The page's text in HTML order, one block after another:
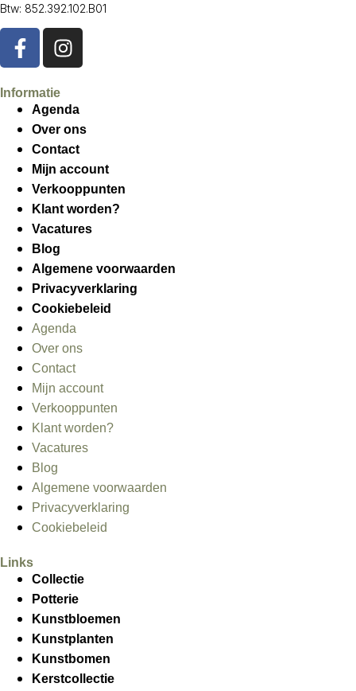
Btw: 852.392.102.B01
Informatie
Agenda
Over ons
Contact
Mijn account
Verkooppunten
Klant worden?
Vacatures
Blog
Algemene voorwaarden
Privacyverklaring
Cookiebeleid
Agenda
Over ons
Contact
Mijn account
Verkooppunten
Klant worden?
Vacatures
Blog
Algemene voorwaarden
Privacyverklaring
Cookiebeleid
Links
Collectie
Potterie
Kunstbloemen
Kunstplanten
Kunstbomen
Kerstcollectie